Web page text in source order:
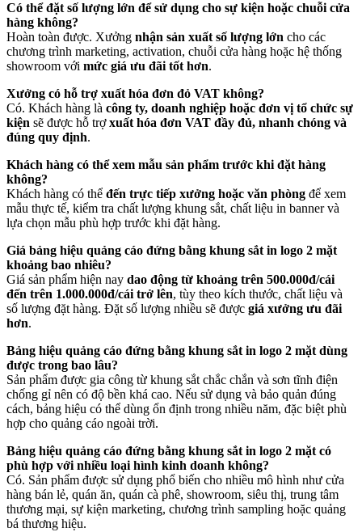
Có thể đặt số lượng lớn để sử dụng cho sự kiện hoặc chuỗi cửa
hàng không?
Hoàn toàn được. Xưởng nhận sản xuất số lượng lớn cho các
chương trình marketing, activation, chuỗi cửa hàng hoặc hệ thống
showroom với mức giá ưu đãi tốt hơn.
Xưởng có hỗ trợ xuất hóa đơn đỏ VAT không?
Có. Khách hàng là công ty, doanh nghiệp hoặc đơn vị tổ chức sự
kiện sẽ được hỗ trợxuất hóa đơn VAT đầy đủ, nhanh chóng và
đúng quy định.
Khách hàng có thể xem mẫu sản phẩm trước khi đặt hàng
không?
Khách hàng có thể đến trực tiếp xưởng hoặc văn phòng để xem
mẫu thực tế, kiểm tra chất lượng khung sắt, chất liệu in banner và
lựa chọn mẫu phù hợp trước khi đặt hàng.
Giá bảng hiệu quảng cáo đứng bằng khung sắt in logo 2 mặt
khoảng bao nhiêu?
Giá sản phẩm hiện nay dao động từ khoảng trên 500.000đ/cái
đến trên 1.000.000đ/cái trở lên, tùy theo kích thước, chất liệu và
số lượng đặt hàng. Đặt số lượng nhiều sẽ được giá xưởng ưu đãi
hơn.
Bảng hiệu quảng cáo đứng bằng khung sắt in logo 2 mặt dùng
được trong bao lâu?
Sản phẩm được gia công từ khung sắt chắc chắn và sơn tĩnh điện
chống gỉ nên có độ bền khá cao. Nếu sử dụng và bảo quản đúng
cách, bảng hiệu có thể dùng ổn định trong nhiều năm, đặc biệt phù
hợp cho quảng cáo ngoài trời.
Bảng hiệu quảng cáo đứng bằng khung sắt in logo 2 mặt có
phù hợp với nhiều loại hình kinh doanh không?
Có. Sản phẩm được sử dụng phổ biến cho nhiều mô hình như cửa
hàng bán lẻ, quán ăn, quán cà phê, showroom, siêu thị, trung tâm
thương mại, sự kiện marketing, chương trình sampling hoặc quảng
bá thương hiệu.